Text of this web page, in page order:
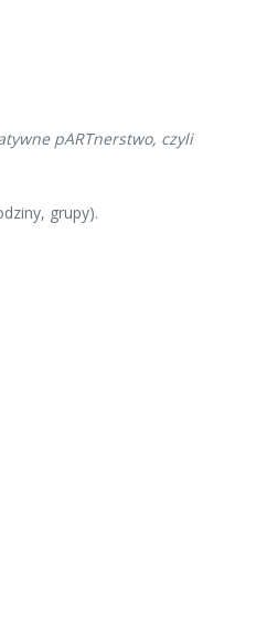
pARTnerstwo, czyli
grupy).